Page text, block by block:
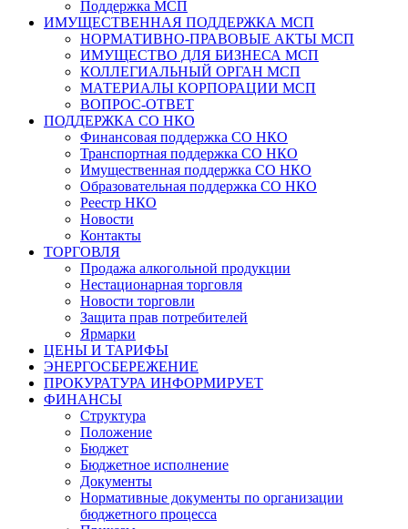
Поддержка МСП
ИМУЩЕСТВЕННАЯ ПОДДЕРЖКА МСП
НОРМАТИВНО-ПРАВОВЫЕ АКТЫ МСП
ИМУЩЕСТВО ДЛЯ БИЗНЕСА МСП
КОЛЛЕГИАЛЬНЫЙ ОРГАН МСП
МАТЕРИАЛЫ КОРПОРАЦИИ МСП
ВОПРОС-ОТВЕТ
ПОДДЕРЖКА СО НКО
Финансовая поддержка СО НКО
Транспортная поддержка СО НКО
Имущественная поддержка СО НКО
Образовательная поддержка СО НКО
Реестр НКО
Новости
Контакты
ТОРГОВЛЯ
Продажа алкогольной продукции
Нестационарная торговля
Новости торговли
Защита прав потребителей
Ярмарки
ЦЕНЫ И ТАРИФЫ
ЭНЕРГОСБЕРЕЖЕНИЕ
ПРОКУРАТУРА ИНФОРМИРУЕТ
ФИНАНСЫ
Структура
Положение
Бюджет
Бюджетное исполнение
Документы
Нормативные документы по организации
бюджетного процесса